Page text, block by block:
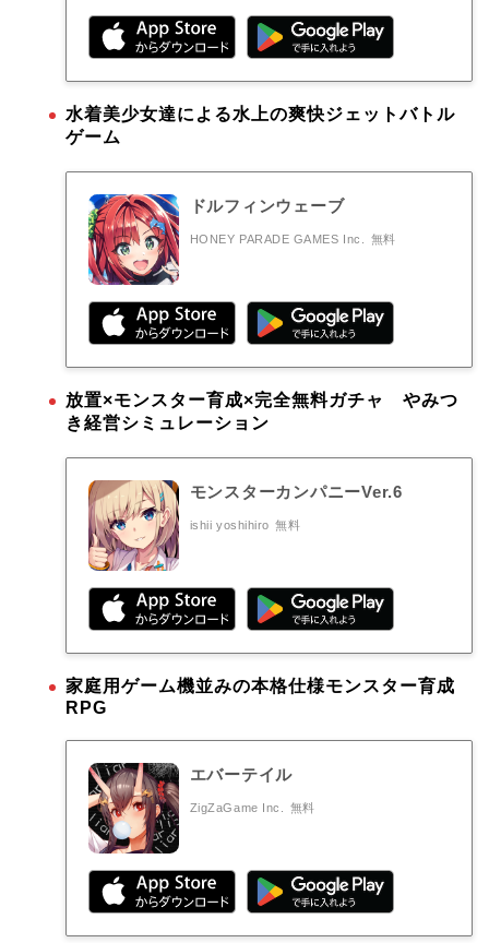
水着美少女達による水上の爽快ジェットバトル
ゲーム
ドルフィンウェーブ
HONEY PARADE GAMES Inc. 無料
放置×モンスター育成×完全無料ガチャ やみつ
き経営シミュレーション
モンスターカンパニーVer.6
ishii yoshihiro 無料
家庭用ゲーム機並みの本格仕様モンスター育成
RPG
エバーテイル
ZigZaGame Inc. 無料